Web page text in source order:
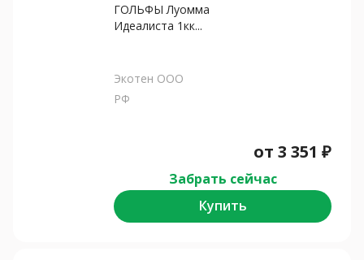
ГОЛЬФЫ Луомма
Идеалиста 1кк...
Экотен ООО
РФ
от 3 351 ₽
Забрать сейчас
Купить